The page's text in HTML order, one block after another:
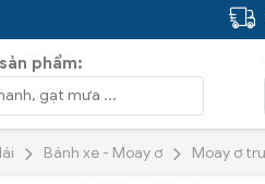
phẩm:
Bánh xe - Moay ơ Moay ơ